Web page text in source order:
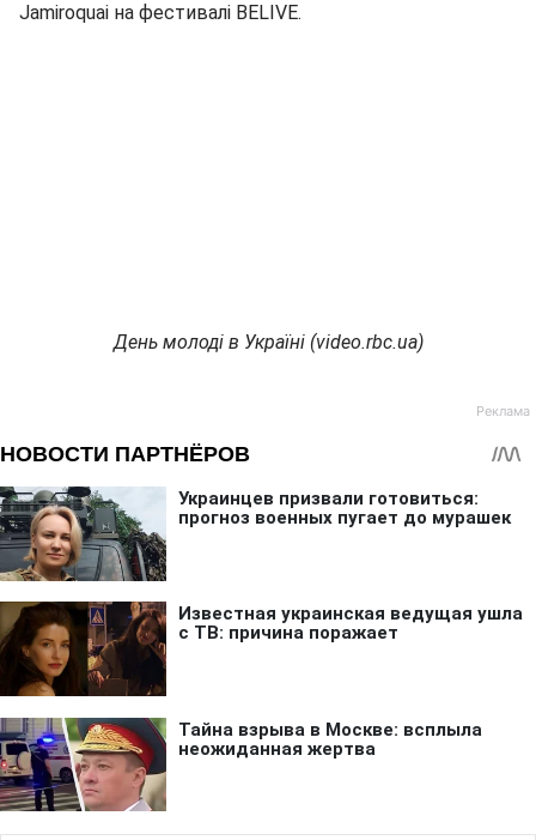
Jamiroquai на фестивалі BELIVE.
День молоді в Україні (video.rbc.ua)